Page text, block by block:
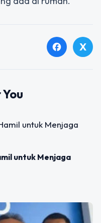
facebook X
untuk Menjaga